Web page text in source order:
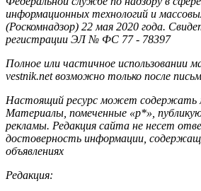
информационных технологий и
(Роскомнадзор) 22 мая 2020 года.
регистрации ЭЛ № ФС 77 - 78397
Полное или частичное использовании
vestnik.net возможно только после
Настоящий ресурс может содержать
Материалы, помеченные «р*»,
рекламы. Редакция сайта не несет
достоверность информации,
объявлениях
Редакция: